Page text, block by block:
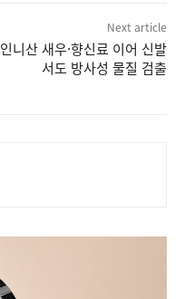
Next article
인니산 새우·향신료 이어 신발
서도 방사성 물질 검출